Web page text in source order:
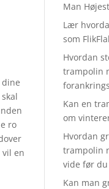
ro
en
Man
Lær
som
Hvordan
trampolin
Kan en
om
Hvordan
trampolin
vide før
Kan man